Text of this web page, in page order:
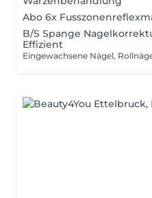
Abo 6x
B/S Spange
Effizient